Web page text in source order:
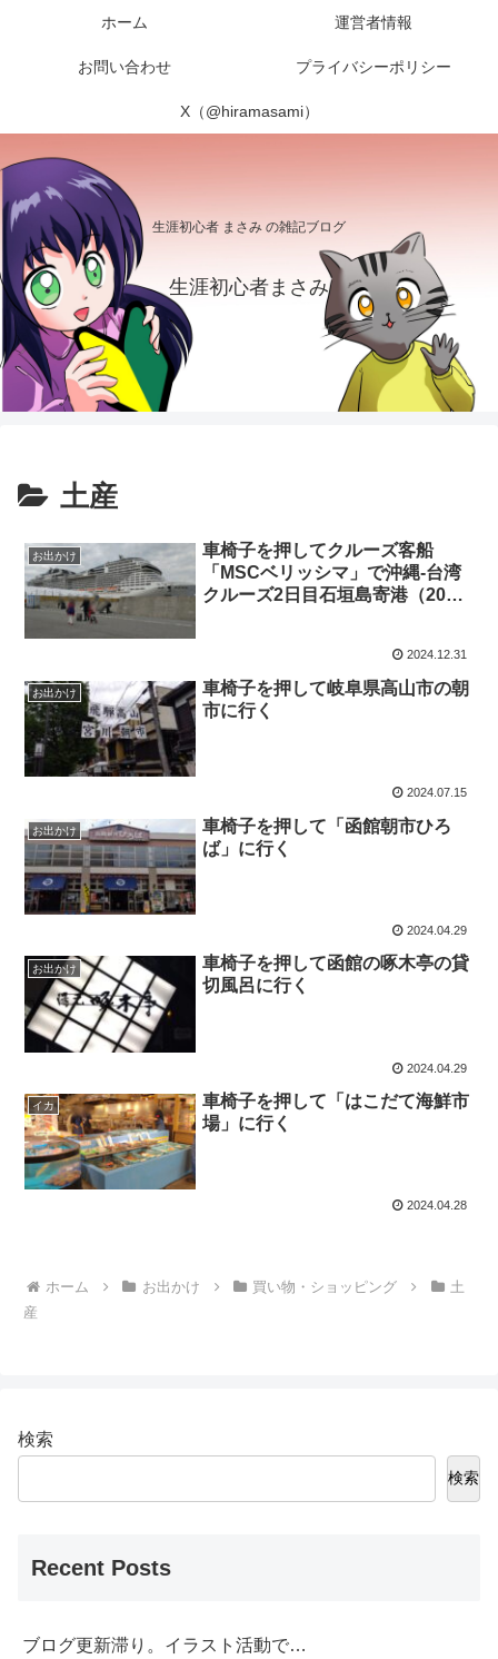
生涯初心者 まさみ の雑記ブログ
生涯初心者まさみ
ホーム 運営者情報
お問い合わせ プライバシーポリシー
X（@hiramasami）
土産
お出かけ
車椅子を押してクルーズ客船
「MSCベリッシマ」で沖縄-台湾
クルーズ2日目石垣島寄港（2024
2024.12.31
お出かけ
車椅子を押して岐阜県高山市の朝
市に行く
2024.07.15
お出かけ
車椅子を押して「函館朝市ひろ
ば」に行く
2024.04.29
お出かけ
車椅子を押して函館の啄木亭の貸
切風呂に行く
2024.04.29
イカ
車椅子を押して「はこだて海鮮市
場」に行く
2024.04.28
ホーム お出かけ 買い物・ショッピング
土
産
検索
検索
Recent Posts
ブログ更新滞り。イラスト活動で…